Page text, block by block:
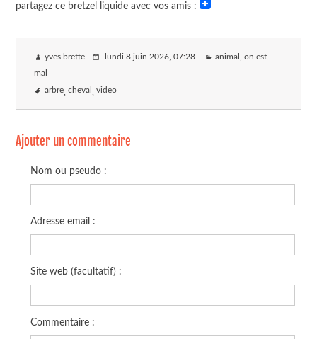
partagez ce bretzel liquide avec vos amis :
yves brette lundi 8 juin 2026 , 07:28 animal, on est
mal
arbre cheval video
Ajouter un commentaire
Nom ou pseudo :
Adresse email :
Site web (facultatif) :
Commentaire :